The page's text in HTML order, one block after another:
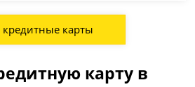
кредитные карты
карту в